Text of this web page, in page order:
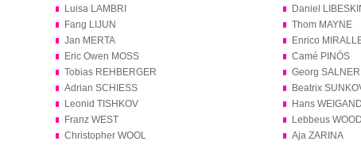
Luisa LAMBRI
Daniel
Fang LIJUN
Thom MAYNE
Jan MERTA
Enrico
Eric Owen MOSS
Camé PINÓS
Tobias REHBERGER
Georg SALNER
Adrian SCHIESS
Beatrix
Leonid TISHKOV
Hans WEIGAND
Franz WEST
Lebbeus
Christopher WOOL
Aja ZARINA